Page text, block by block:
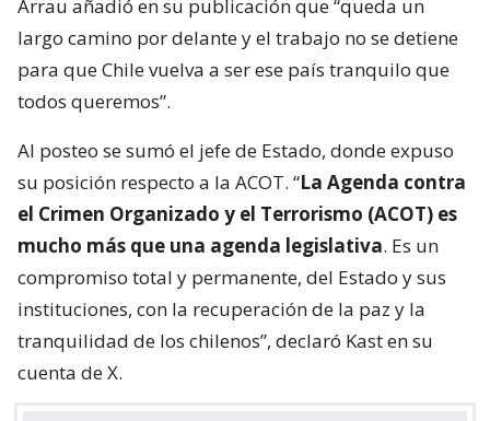
Arrau añadió en su publicación que “queda un
largo camino por delante y el trabajo no se detiene
para que Chile vuelva a ser ese país tranquilo que
todos queremos”.
Al posteo se sumó el jefe de Estado, donde expuso
su posición respecto a la ACOT. “La Agenda contra
el Crimen Organizado y el Terrorismo (ACOT) es
mucho más que una agenda legislativa. Es un
compromiso total y permanente, del Estado y sus
instituciones, con la recuperación de la paz y la
tranquilidad de los chilenos”, declaró Kast en su
cuenta de X.